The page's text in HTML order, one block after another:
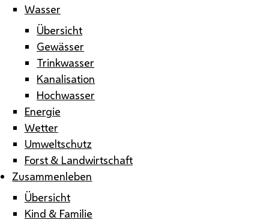
Wasser
Übersicht
Gewässer
Trinkwasser
Kanalisation
Hochwasser
Energie
Wetter
Umweltschutz
Forst & Landwirtschaft
Zusammenleben
Übersicht
Kind & Familie